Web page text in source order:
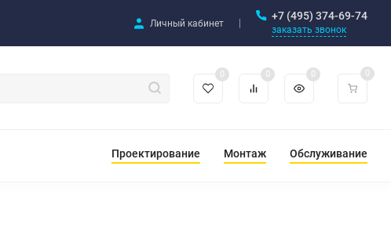
Личный кабинет
+7 (495) 374-69-74
заказать звонок
0 0 0 0
Проектирование Монтаж Обслуживание